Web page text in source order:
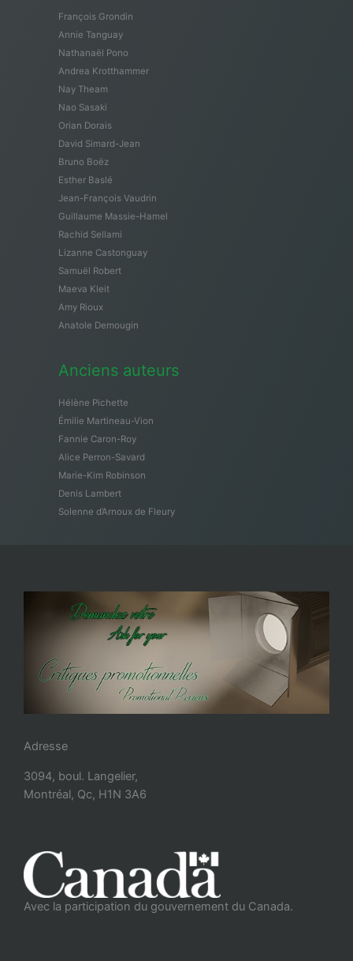
François Grondin
Annie Tanguay
Nathanaël Pono
Andrea Krotthammer
Nay Theam
Nao Sasaki
Orian Dorais
David Simard-Jean
Bruno Boëz
Esther Baslé
Jean-François Vaudrin
Guillaume Massie-Hamel
Rachid Sellami
Lizanne Castonguay
Samuël Robert
Maeva Kleit
Amy Rioux
Anatole Demougin
Anciens auteurs
Hélène Pichette
Émilie Martineau-Vion
Fannie Caron-Roy
Alice Perron-Savard
Marie-Kim Robinson
Denis Lambert
Solenne d’Arnoux de Fleury
Adresse
3094, boul. Langelier,
Montréal, Qc, H1N 3A6
Avec la participation du gouvernement du Canada.